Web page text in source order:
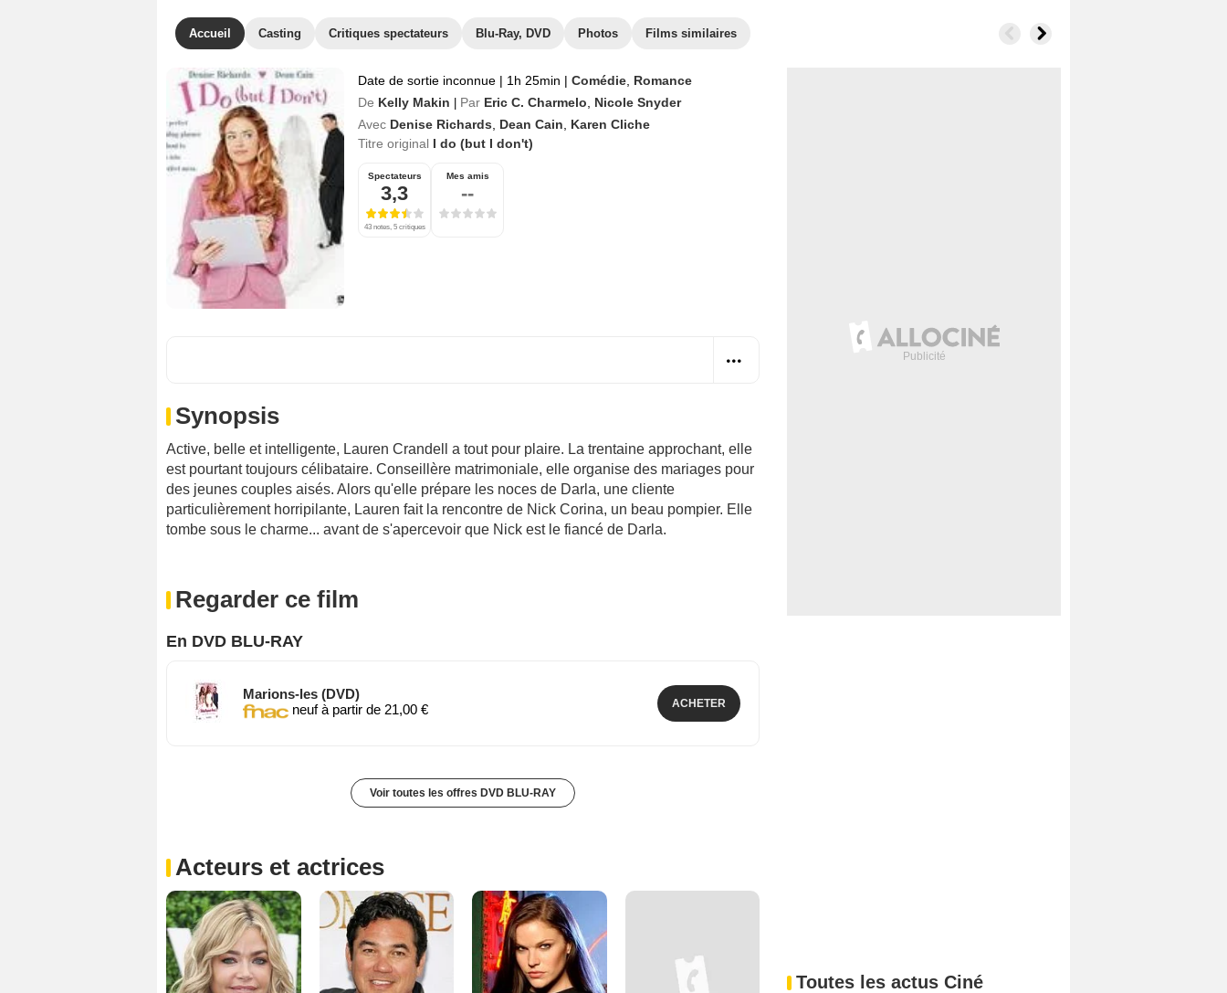
Accueil Casting Critiques spectateurs Blu-Ray, DVD Photos Films similaires
Date de sortie inconnue | 1h 25min | Comédie Romance
De Kelly Makin Par Eric C. Charmelo
Nicole Snyder
Avec Denise Richards Dean Cain
Karen Cliche
Titre original I do (but I don't)
Spectateurs
3,3
43 notes, 5 critiques
Mes amis
--
Synopsis
Active, belle et intelligente, Lauren Crandell a tout pour plaire. La trentaine approchant, elle
est pourtant toujours célibataire. Conseillère matrimoniale, elle organise des mariages pour
des jeunes couples aisés. Alors qu'elle prépare les noces de Darla, une cliente
particulièrement horripilante, Lauren fait la rencontre de Nick Corina, un beau pompier. Elle
tombe sous le charme... avant de s'apercevoir que Nick est le fiancé de Darla.
Regarder ce film
En DVD BLU-RAY
Marions-les (DVD)
neuf à partir de 21,00 €
ACHETER
Voir toutes les offres DVD BLU-RAY
Acteurs et actrices
Toutes les actus Ciné